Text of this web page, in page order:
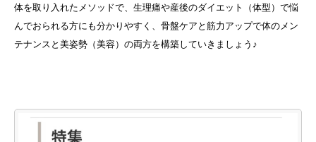
体を取り入れたメソッドで、生理痛や産後のダイエット（体型）で悩
んでおられる方にも分かりやすく、骨盤ケアと筋力アップで体のメン
テナンスと美姿勢（美容）の両方を構築していきましょう♪